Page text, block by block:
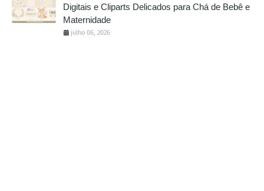
Digitais e Cliparts Delicados para Chá de Bebê e
Maternidade
julho 06, 2026